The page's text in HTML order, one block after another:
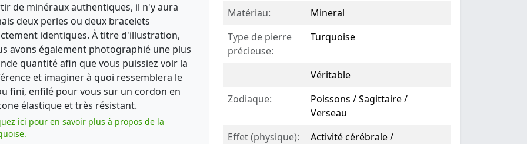
de minéraux authentiques, il n'y aura
deux perles ou deux bracelets
identiques. À titre d'illustration,
avons également photographié une plus
quantité afin que vous puissiez voir la
et imaginer à quoi ressemblera le
fini, enfilé pour vous sur un cordon en
élastique et très résistant.
ici pour en savoir plus à propos de la
Matériau:
Mineral
Type de pierre
précieuse:
Turquoise
Véritable
Zodiaque:
Poissons / Sagittaire /
Verseau
Effet (physique):
Activité cérébrale /